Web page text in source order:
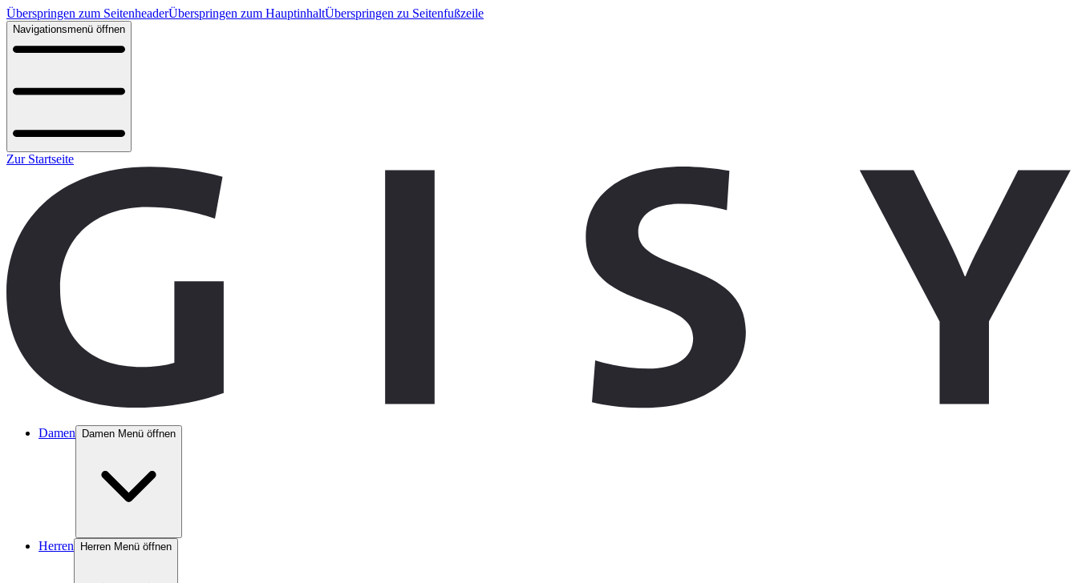
Überspringen zum SeitenheaderÜberspringen zum HauptinhaltÜberspringen zu Seitenfußzeile
Navigationsmenü öffnen
Zur Startseite
Damen Damen Menü öffnen
Herren Herren Menü öffnen